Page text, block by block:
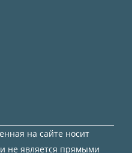
на сайте носит
не является прямыми